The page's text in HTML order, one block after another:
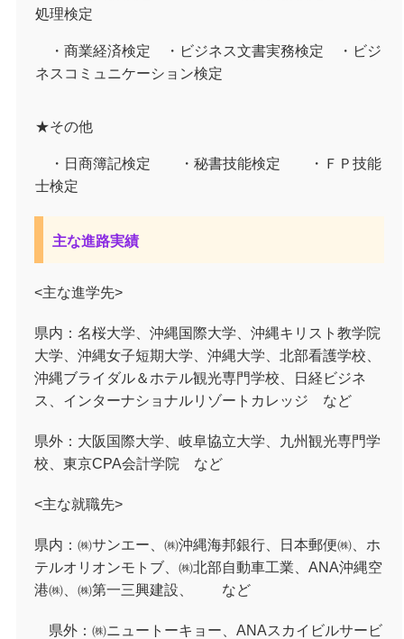
処理検定
・商業経済検定 ・ビジネス文書実務検定 ・ビジ
ネスコミュニケーション検定
★その他
・日商簿記検定 ・秘書技能検定 ・ＦＰ技能
士検定
主な進路実績
<主な進学先>
県内： 名桜大学、沖縄国際大学、沖縄キリスト教学院
大学、沖縄女子短期大学、沖縄大学、北部看護学校、
沖縄ブライダル＆ホテル観光専門学校、日経ビジネ
ス、インターナショナルリゾートカレッジ など
県外：大阪国際大学、岐阜協立大学、九州観光専門学
校、東京CPA会計学院 など
<主な就職先>
県内：㈱サンエー、㈱沖縄海邦銀行、日本郵便㈱、ホ
テルオリオンモトブ、㈱北部自動車工業、 ANA沖縄空
港㈱、㈱第一三興建設、 など
県外：㈱ニュートーキョー、 ANAスカイビルサービ